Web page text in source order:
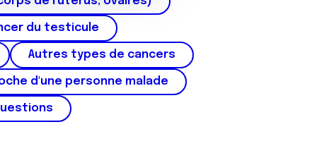
du testicule
Autres types de cancers
d'une personne malade